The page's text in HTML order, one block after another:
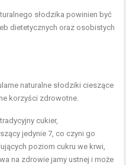
słodzika powinien być
dietetycznych oraz osobistych
naturalne słodziki cieszące
korzyści zdrowotne.
cukier,
jedynie 7, co czyni go
poziom cukru we krwi,
na zdrowie jamy ustnej i może